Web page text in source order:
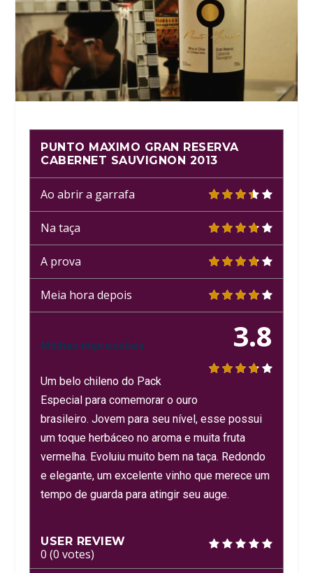
PUNTO MAXIMO GRAN RESERVA
CABERNET SAUVIGNON 2013
Ao abrir a garrafa
Na taça
A prova
Meia hora depois
3.8
Minhas impressões
Um belo chileno do Pack
Especial para comemorar o ouro
brasileiro. Jovem para seu nível, esse possui
um toque herbáceo no aroma e muita fruta
vermelha. Evoluiu muito bem na taça. Redondo
e elegante, um excelente vinho que merece um
tempo de guarda para atingir seu auge.
USER REVIEW
0 (0 votes)